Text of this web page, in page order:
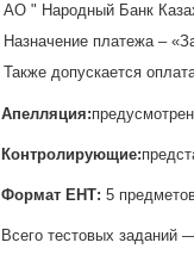
АО " Народный Банк
Назначение платежа –
Также допускается
Апелляция:
Контролирующие:
Формат ЕНТ: 5
Всего тестовых заданий